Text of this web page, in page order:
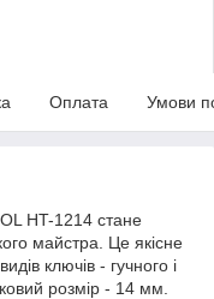
Оплата Умови
HT-1214 стане
майстра. Це якісне
ключів - гучного і
розмір - 14 мм.